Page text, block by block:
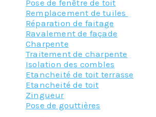
Pose de fenêtre de toit
Remplacement de tuiles
Réparation de faitage
Ravalement de façade
Charpente
Traitement de charpente
Isolation des combles
Etancheité de toit terrasse
Etancheité de toit
Zingueur
Pose de gouttières